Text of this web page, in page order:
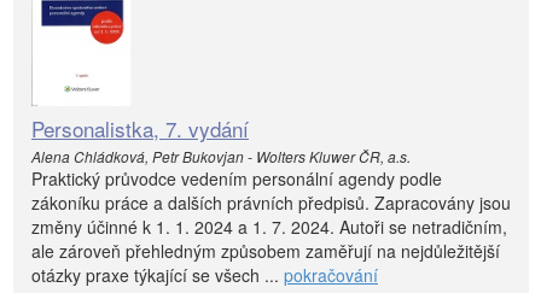
Personalistka, 7. vydání
Alena Chládková, Petr Bukovjan - Wolters Kluwer ČR, a.s.
Praktický průvodce vedením personální agendy podle
zákoníku práce a dalších právních předpisů. Zapracovány jsou
změny účinné k 1. 1. 2024 a 1. 7. 2024. Autoři se netradičním,
ale zároveň přehledným způsobem zaměřují na nejdůležitější
otázky praxe týkající se všech ... pokračování